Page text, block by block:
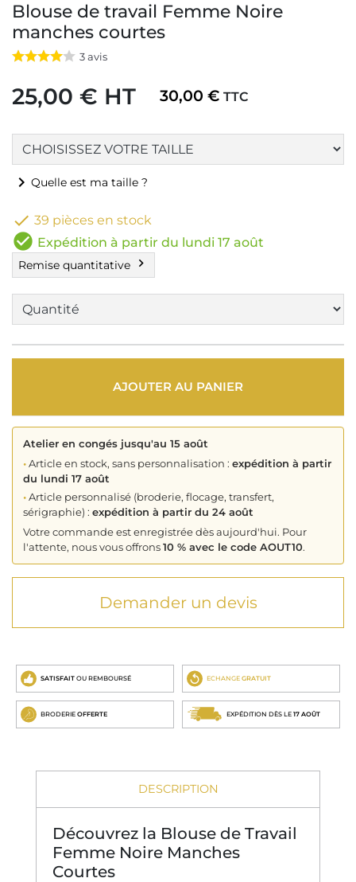
Blouse de travail Femme Noire
manches courtes
3avis
25,00 € HT 30,00 € TTC
chevron_right Quelle est ma taille ?
 39 pièces en stock
check_circle Expédition à partir du lundi 17 août
Remise quantitative chevron_right
AJOUTER AU PANIER
Atelier en congés jusqu'au 15 août
•Article en stock, sans personnalisation : expédition à partir
du lundi 17 août
•Article personnalisé (broderie, flocage, transfert,
sérigraphie) : expédition à partir du 24 août
Votre commande est enregistrée dès aujourd'hui. Pour
l'attente, nous vous offrons10 % avec le code AOUT10.
Demander un devis
SATISFAIT OU REMBOURSÉ ECHANGE GRATUIT
BRODERIE OFFERTE EXPÉDITION DÈS LE 17 AOÛT
DESCRIPTION
Découvrez la Blouse de Travail
Femme Noire Manches
Courtes